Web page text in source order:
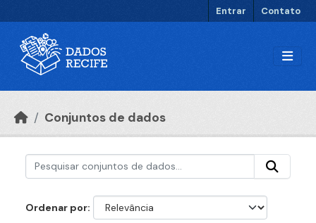
Entrar Contato
Conjuntos de dados
Ordenar por